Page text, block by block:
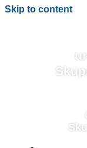
Skip to content